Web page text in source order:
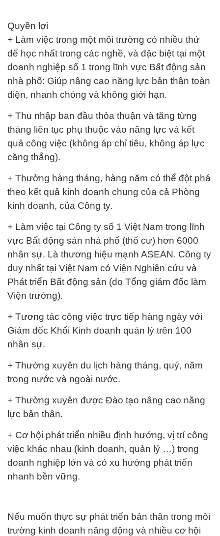
Quyền lợi
+ Làm việc trong một môi trường có nhiều thứ
để học nhất trong các nghề, và đặc biệt tại một
doanh nghiệp số 1 trong lĩnh vực Bất động sản
nhà phố: Giúp nâng cao năng lực bản thân toàn
diện, nhanh chóng và không giới hạn.
+ Thu nhập ban đầu thỏa thuận và tăng từng
tháng liên tục phụ thuộc vào năng lực và kết
quả công việc (không áp chỉ tiêu, không áp lực
căng thẳng).
+ Thưởng hàng tháng, hàng năm có thể đột phá
theo kết quả kinh doanh chung của cả Phòng
kinh doanh, của Công ty.
+ Làm việc tại Công ty số 1 Việt Nam trong lĩnh
vực Bất động sản nhà phố (thổ cư) hơn 6000
nhân sự. Là thương hiệu mạnh ASEAN. Công ty
duy nhất tại Việt Nam có Viện Nghiên cứu và
Phát triển Bất động sản (do Tổng giám đốc làm
Viện trưởng).
+ Tương tác công việc trực tiếp hàng ngày với
Giám đốc Khối Kinh doanh quản lý trên 100
nhân sự.
+ Thường xuyên du lịch hàng tháng, quý, năm
trong nước và ngoài nước.
+ Thường xuyên được Đào tạo nâng cao năng
lực bản thân.
+ Cơ hội phát triển nhiều định hướng, vị trí công
việc khác nhau (kinh doanh, quản lý …) trong
doanh nghiệp lớn và có xu hướng phát triển
nhanh bền vững.
Nếu muốn thực sự phát triển bản thân trong môi
trường kinh doanh năng động và nhiều cơ hội